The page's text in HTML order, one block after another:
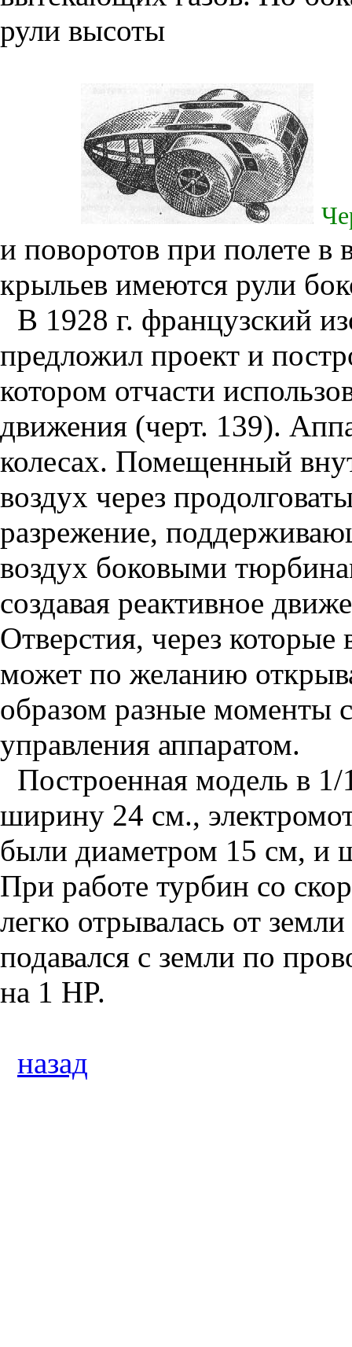
рули высоты
и поворотов при полете в
крыльев имеются рули
В 1928 г. французский
предложил проект и
котором отчасти
движения (черт. 139).
колесах. Помещенный
воздух через
разрежение,
воздух боковыми
создавая реактивное
Отверстия, через которые
может по желанию
образом разные моменты
управления аппаратом.
Построенная модель в
ширину 24 см.,
были диаметром 15 см,
При работе турбин со
легко отрывалась от
подавался с земли по
на 1 HP.
назад